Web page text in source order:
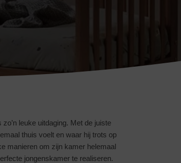
leuke uitdaging. Met de juiste
thuis voelt en waar hij trots op
manieren om zijn kamer helemaal
jongenskamer te realiseren.